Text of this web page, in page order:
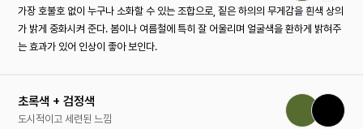
가장 호불호 없이 누구나 소화할 수 있는 조합으로, 짙은 하의의 무게감을 흰색 상의
가 밝게 중화시켜 준다. 봄이나 여름철에 특히 잘 어울리며 얼굴색을 환하게 밝혀주
는 효과가 있어 인상이 좋아 보인다.
초록색 + 검정색
도시적이고 세련된 느낌